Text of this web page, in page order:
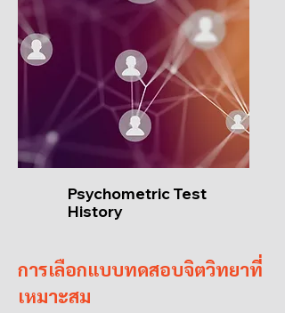
Psychometric Test
History
การเลือกแบบทดสอบจิตวิทยาที่
เหมาะสม